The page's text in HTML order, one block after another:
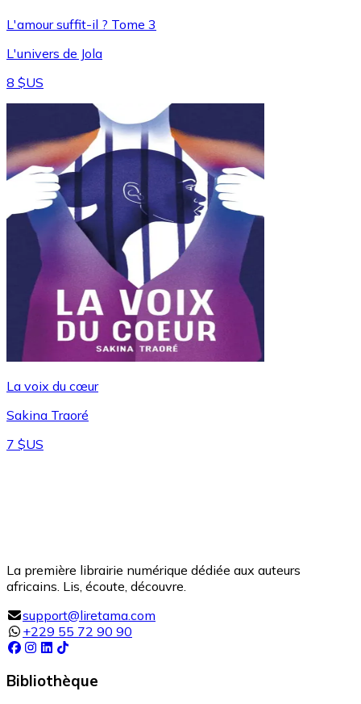
L'amour suffit-il ? Tome 3
L'univers de Jola
8 $US
La voix du cœur
Sakina Traoré
7 $US
La première librairie numérique dédiée aux auteurs
africains. Lis, écoute, découvre.
support@liretama.com
+229 55 72 90 90
Bibliothèque